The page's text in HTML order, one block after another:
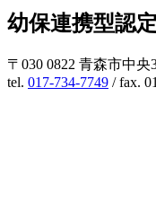
幼保連携型認
〒030 0822 青森市中央
tel. 017-734-7749 / fax.